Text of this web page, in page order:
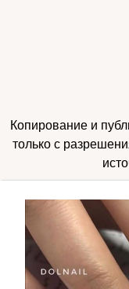
Копирование и
только с